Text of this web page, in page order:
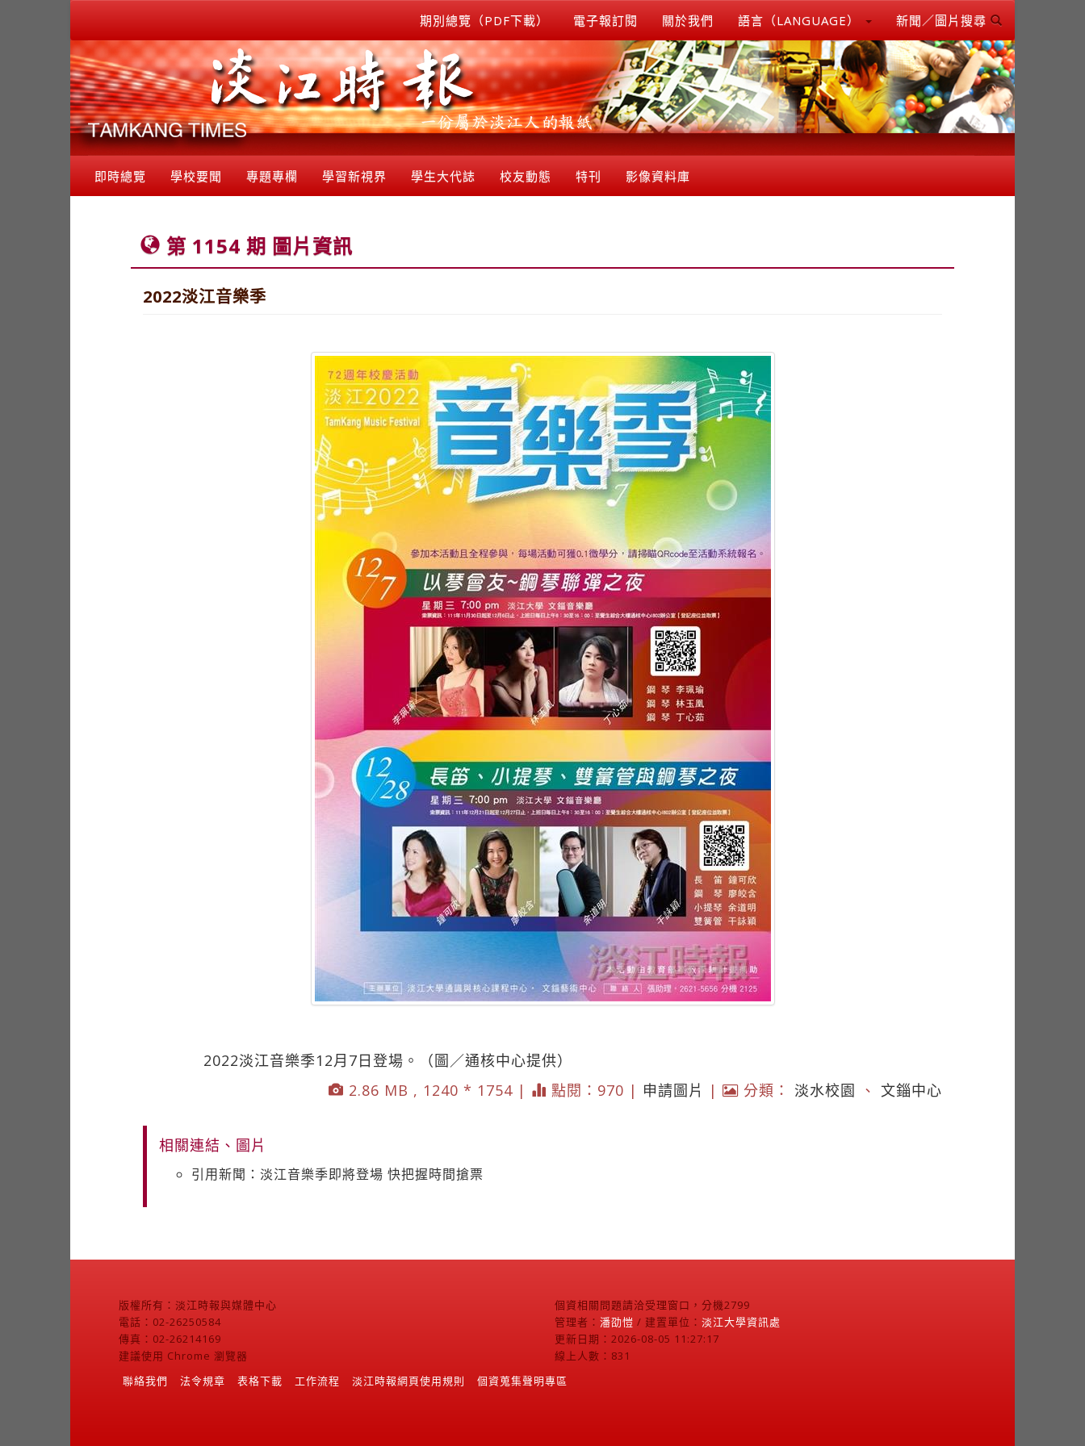
期別總覽（PDF下載） 電子報訂閱 關於我們 語言（LANGUAGE） 新聞／圖片搜尋
即時總覽 學校要聞 專題專欄 學習新視界 學生大代誌 校友動態 特刊 影像資料庫
第 1154 期 圖片資訊
2022淡江音樂季
2022淡江音樂季12月7日登場。（圖／通核中心提供）
2.86 MB , 1240 * 1754 |
點閱：970 | 申請圖片 | 分類： 淡水校園 、 文錙中心
相關連結、圖片
引用新聞：淡江音樂季即將登場 快把握時間搶票
版權所有：淡江時報與媒體中心
電話：02-26250584
傳真：02-26214169
建議使用 Chrome 瀏覽器
個資相關問題請洽受理窗口，分機2799
管理者： 潘劭愷 / 建置單位： 淡江大學資訊處
更新日期：2026-08-05 11:27:17
線上人數：831
聯絡我們
法令規章 表格下載 工作流程 淡江時報網頁使用規則 個資蒐集聲明專區